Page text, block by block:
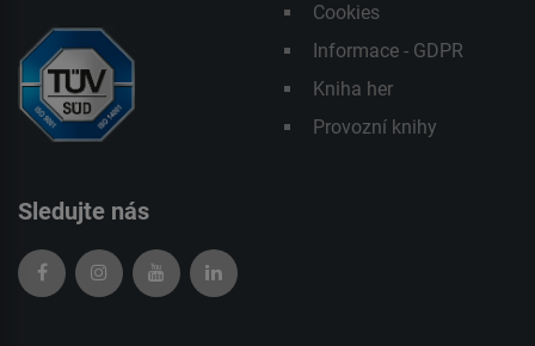
Cookies
Informace - GDPR
Kniha her
Provozní knihy
Sledujte nás